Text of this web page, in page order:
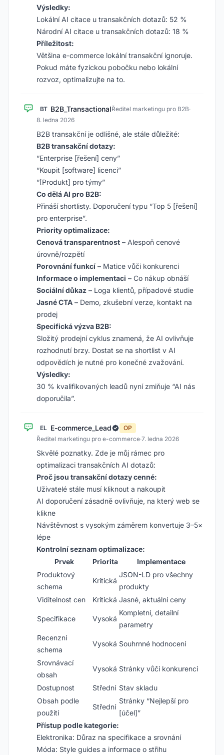
Výsledky:
Lokální AI citace u transakčních dotazů: 52 %
Národní AI citace u transakčních dotazů: 18 %
Příležitost:
Většina e-commerce lokální transakční ignoruje.
Pokud máte fyzickou pobočku nebo lokální
rozvoz, optimalizujte na to.
BT B2B_TransactionalŘeditel marketingu pro B2B·
8. ledna 2026
B2B transakční je odlišné, ale stále důležité:
B2B transakční dotazy:
“Enterprise [řešení] ceny”
“Koupit [software] licenci”
“[Produkt] pro týmy”
Co dělá AI pro B2B:
Přináší shortlisty. Doporučení typu “Top 5 [řešení]
pro enterprise”.
Priority optimalizace:
Cenová transparentnost – Alespoň cenové
úrovně/rozpětí
Porovnání funkcí – Matice vůči konkurenci
Informace o implementaci – Co nákup obnáší
Sociální důkaz – Loga klientů, případové studie
Jasné CTA – Demo, zkušební verze, kontakt na
prodej
Specifická výzva B2B:
Složitý prodejní cyklus znamená, že AI ovlivňuje
rozhodnutí brzy. Dostat se na shortlist v AI
odpovědích je nutné pro konečné zvažování.
Výsledky:
30 % kvalifikovaných leadů nyní zmiňuje “AI nás
doporučila”.
EL E-commerce_Lead
OP
Ředitel marketingu pro e-commerce·7. ledna 2026
Skvělé poznatky. Zde je můj rámec pro
optimalizaci transakčních AI dotazů:
Proč jsou transakční dotazy cenné:
Uživatelé stále musí kliknout a nakoupit
AI doporučení zásadně ovlivňuje, na který web se
klikne
Návštěvnost s vysokým záměrem konvertuje 3–5×
lépe
Kontrolní seznam optimalizace:
Prvek
Priorita
Implementace
Produktový
schema
Kritická
JSON-LD pro všechny
produkty
Viditelnost cen
Kritická Jasné, aktuální ceny
Specifikace Vysoká
Kompletní, detailní
parametry
Recenzní
schema
Vysoká Souhrnné hodnocení
Srovnávací
obsah
Vysoká Stránky vůči konkurenci
Dostupnost Střední Stav skladu
Obsah podle
použití
Střední
Stránky “Nejlepší pro
[účel]”
Přístup podle kategorie:
Elektronika: Důraz na specifikace a srovnání
Móda: Style guides a informace o střihu